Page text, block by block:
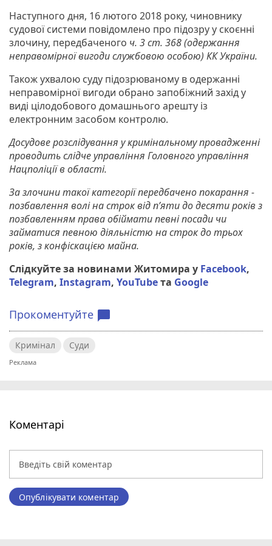
Наступного дня, 16 лютого 2018 року, чиновнику
судової системи повідомлено про підозру у скоєнні
злочину, передбаченого ч. 3 ст. 368(одержання
неправомірної вигоди службовою особою) КК України.
Також ухвалою суду підозрюваному в одержанні
неправомірної вигоди обрано запобіжний захід у
виді цілодобового домашнього арешту із
електронним засобом контролю.
Досудове розслідування у кримінальному провадженні
проводить слідче управління Головного управління
Нацполіції в області.
За злочини такої категорії передбачено покарання -
позбавлення волі на строк від п’яти до десяти років з
позбавленням права обіймати певні посади чи
займатися певною діяльністю на строк до трьох
років, з конфіскацією майна.
Слідкуйте за новинами Житомира у Facebook,
Telegram, Instagram, YouTubeта Google
Прокоментуйте chat_bubble
Кримінал Суди
Коментарі
Опублікувати коментар